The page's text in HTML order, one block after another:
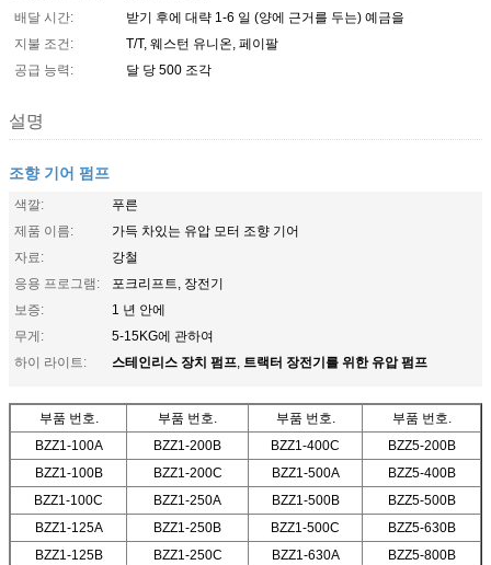
배달 시간:
받기 후에 대략 1-6 일 (양에 근거를 두는) 예금을
지불 조건:
T/T, 웨스턴 유니온, 페이팔
공급 능력:
달 당 500 조각
설명
조향 기어 펌프
색깔:
푸른
제품 이름:
가득 차있는 유압 모터 조향 기어
자료:
강철
응용 프로그램:
포크리프트, 장전기
보증:
1 년 안에
무게:
5-15KG에 관하여
하이 라이트:
스테인리스 장치 펌프, 트랙터 장전기를 위한 유압 펌프
부품 번호. 부품 번호. 부품 번호.
부품 번호.
BZZ1-100A
BZZ1-200B BZZ1-400C
BZZ5-200B
BZZ1-100B
BZZ1-200C BZZ1-500A
BZZ5-400B
BZZ1-100C
BZZ1-250A BZZ1-500B
BZZ5-500B
BZZ1-125A
BZZ1-250B BZZ1-500C
BZZ5-630B
BZZ1-125B
BZZ1-250C BZZ1-630A
BZZ5-800B